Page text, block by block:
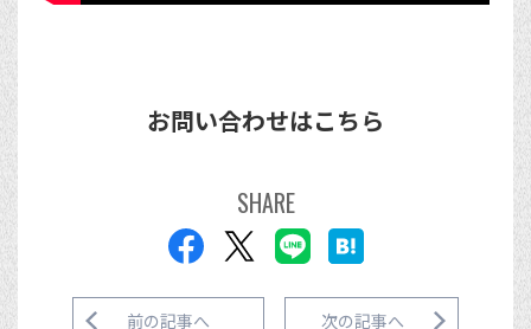
お問い合わせはこちら
SHARE
前の記事へ 次の記事へ